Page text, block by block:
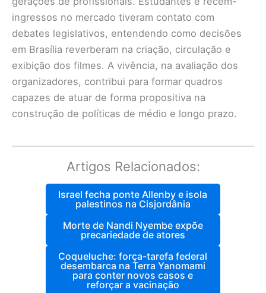
ingressos no mercado tiveram contato com
debates legislativos, entendendo como decisões
em Brasília reverberam na criação, circulação e
exibição dos filmes. A vivência, na avaliação dos
organizadores, contribui para formar quadros
capazes de atuar de forma propositiva na
construção de políticas de médio e longo prazo.
Artigos Relacionados:
Israel fecha ponte Allenby e isola
palestinos na Cisjordânia
Morte de Nandi Nyembe expõe
precariedade de atores
Coqueluche: força-tarefa federal
desembarca na Terra Yanomami
para conter novos casos e
reforçar a vacinação